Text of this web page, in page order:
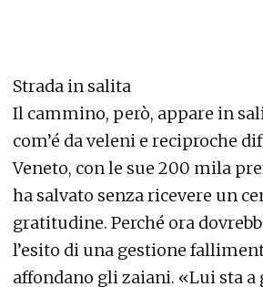
Strada in salita
Il cammino, però, appare in
com’é da veleni e reciproche
Veneto, con le sue 200 mila
ha salvato senza ricevere un
gratitudine. Perché ora
l’esito di una gestione
affondano gli zaiani. «Lui sta a